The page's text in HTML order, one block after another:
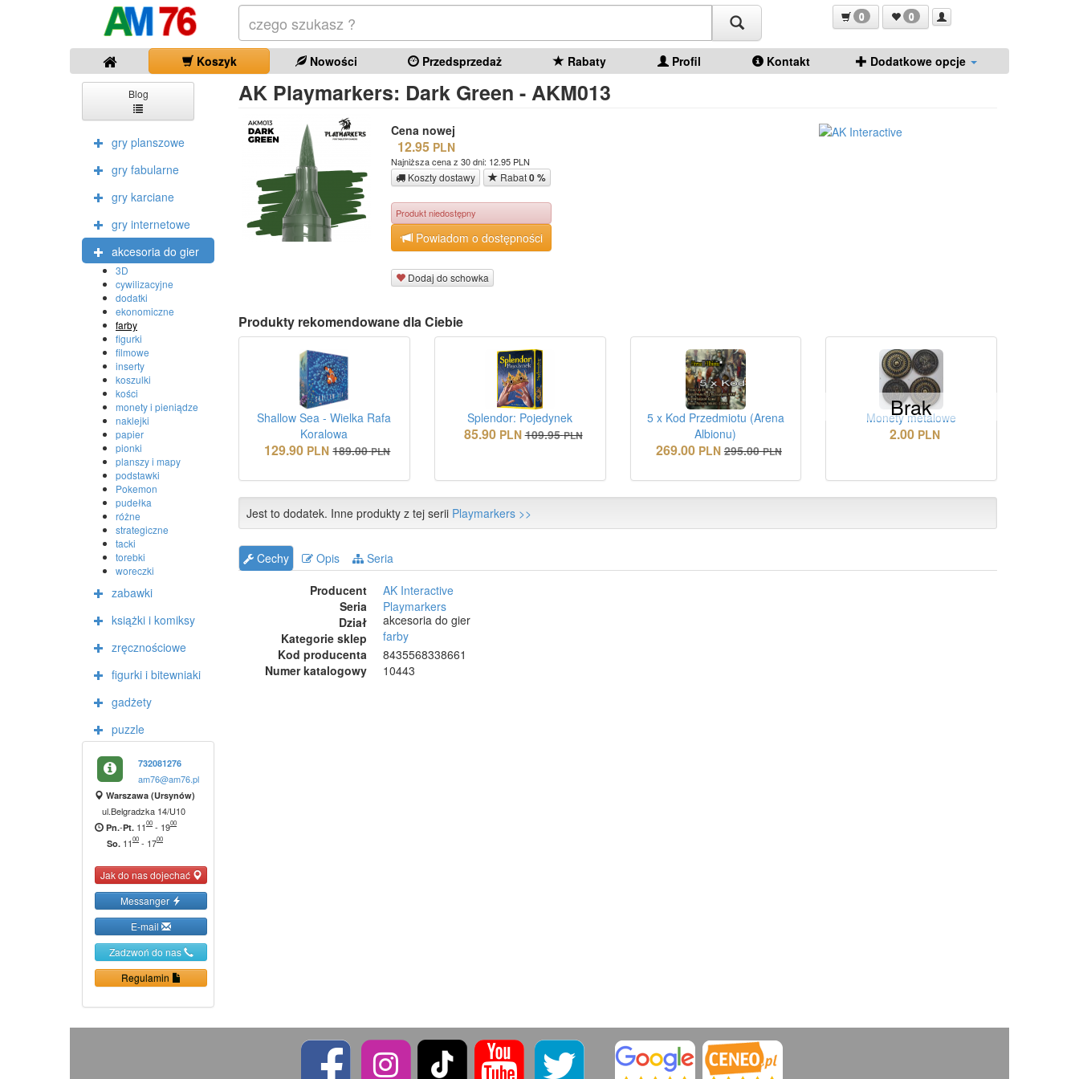
0 0
Koszyk Nowości Przedsprzedaż Rabaty Profil Kontakt Dodatkowe opcje
Blog
gry planszowe
gry fabularne
gry karciane
gry internetowe
akcesoria do gier
3D
cywilizacyjne
dodatki
ekonomiczne
farby
figurki
filmowe
inserty
koszulki
kości
monety i pieniądze
naklejki
papier
pionki
planszy i mapy
podstawki
Pokemon
pudełka
różne
strategiczne
tacki
torebki
woreczki
zabawki
książki i komiksy
zręcznościowe
figurki i bitewniaki
gadżety
puzzle
732081276
am76@am76.pl
Warszawa (Ursynów)
ul.Belgradzka 14/U10
Pn.-Pt. 1100 - 1900
So. 1100 - 1700
Jak do nas dojechać
Messanger
E-mail
Zadzwoń do nas
Regulamin
AK Playmarkers: Dark Green - AKM013
Cena nowej
12.95 PLN
Najniższa cena z 30 dni: 12.95 PLN
Koszty dostawy Rabat0 %
Produkt niedostępny
Powiadom o dostępności
Dodaj do schowka
Produkty rekomendowane dla Ciebie
Shallow Sea - Wielka Rafa
Koralowa
129.90 PLN 189.00 PLN
Splendor: Pojedynek
85.90 PLN 109.95 PLN
5 x Kod Przedmiotu (Arena
Albionu)
269.00 PLN 295.00 PLN
Brak
Monety metalowe
2.00 PLN
Jest to dodatek. Inne produkty z tej serii Playmarkers >>
Cechy Opis
Seria
Producent
AK Interactive
Seria
Playmarkers
Dział
akcesoria do gier
Kategorie sklep
farby
Kod producenta
8435568338661
Numer katalogowy
10443